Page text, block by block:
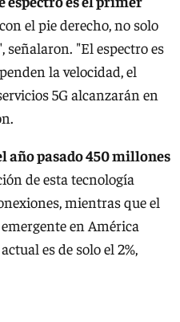
el pie derecho, no solo
señalaron. "El espectro es
la velocidad, el
5G alcanzarán en
pasado 450 millones
de esta tecnología
mientras que el
en América
es de solo el 2%,